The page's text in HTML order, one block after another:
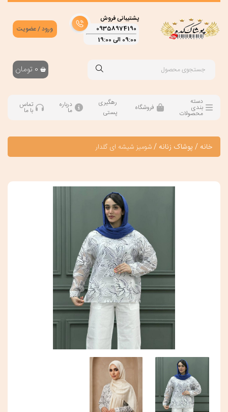
پشتیبانی فروش
09358974190
09:00 الی 19:00
ورود / عضویت
0 تومان
دسته
بندی
محصولات
فروشگاه
رهگیری
پستی
درباره
ما
تماس
با ما
خانه / پوشاک زنانه /شومیز شیشه ای گلدار